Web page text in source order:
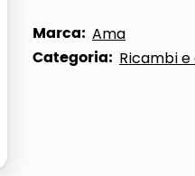
Marca: Ama
Categoria: Ricambi